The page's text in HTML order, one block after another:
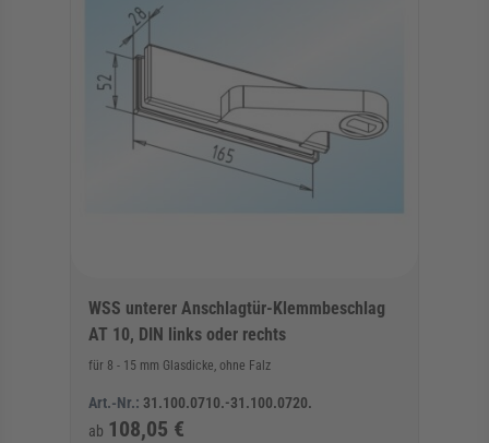
WSS unterer Anschlagtür-Klemmbeschlag
AT 10, DIN links oder rechts
für 8 - 15 mm Glasdicke, ohne Falz
Art.-Nr.: 31.100.0710.-31.100.0720.
ab 108,05 €